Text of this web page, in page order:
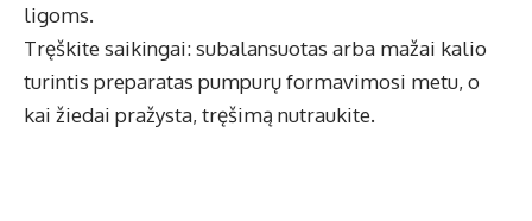
ligoms.
Tręškite saikingai: subalansuotas arba mažai kalio
turintis preparatas pumpurų formavimosi metu, o
kai žiedai pražysta, tręšimą nutraukite.